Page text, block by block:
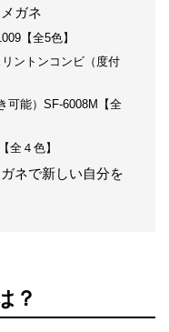
ガネ
【全5色】
ントンコンビ（度付
可能）SF-6008M【全
全４色】
ネで新しい自分を
？